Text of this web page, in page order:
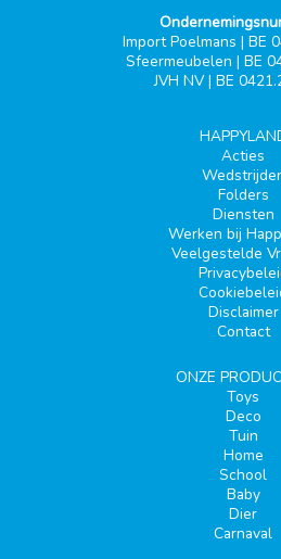
Import Poelmans | BE
Sfeermeubelen | BE
JVH NV | BE
Acties
Folders
Diensten
Werken bij
Veelgestelde
Disclaimer
Contact
ONZE
Toys
Deco
Tuin
Home
School
Baby
Dier
Carnaval